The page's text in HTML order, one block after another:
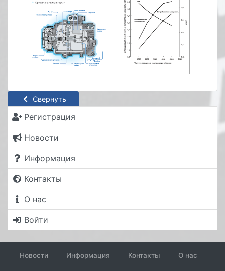
Свернуть
Регистрация
Новости
Информация
Контакты
О нас
Войти
Новости Информация Контакты О нас